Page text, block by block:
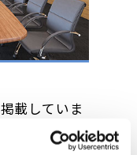
載していま